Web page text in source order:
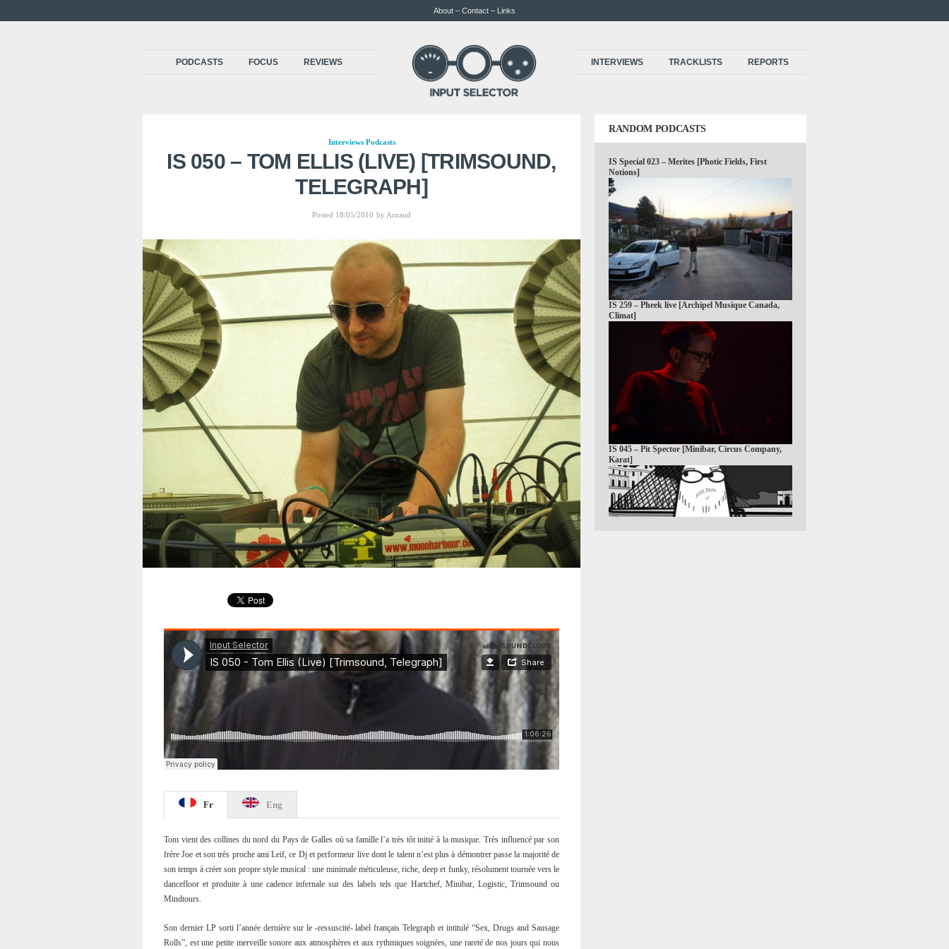
About – Contact – Links
PODCASTS FOCUS REVIEWS INTERVIEWS TRACKLISTS REPORTS
Interviews Podcasts
IS 050 – TOM ELLIS (LIVE) [TRIMSOUND,
TELEGRAPH]
Posted 18/05/2010 by Arnaud
Fr Eng
Tom vient des collines du nord du Pays de Galles où sa famille l’a très tôt initié à la musique. Très influencé par son
frère Joe et son très proche ami Leif, ce Dj et performeur live dont le talent n’est plus à démontrer passe la majorité de
son temps à créer son propre style musical : une minimale méticuleuse, riche, deep et funky, résolument tournée vers le
dancefloor et produite à une cadence infernale sur des labels tels que Hartchef, Minibar, Logistic, Trimsound ou
Mindtours.
Son dernier LP sorti l’année dernière sur le -ressuscité- label français Telegraph et intitulé “Sex, Drugs and Sausage
Rolls”, est une petite merveille sonore aux atmosphères et aux rythmiques soignées, une rareté de nos jours qui nous
RANDOM PODCASTS
IS Special 023 – Merites [Photic Fields, First
Notions]
IS 259 – Pheek live [Archipel Musique Canada,
Climat]
IS 045 – Pit Spector [Minibar, Circus Company,
Karat]